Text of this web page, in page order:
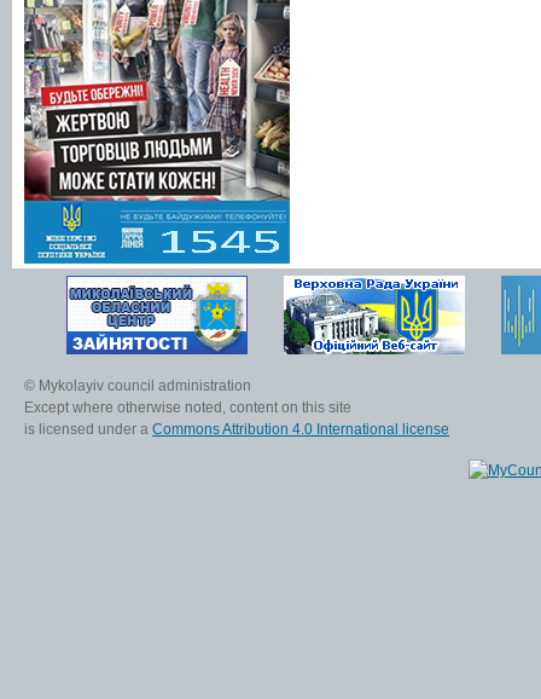
© Mykolayiv council administration
Except where otherwise noted, content on this site
is licensed under a Commons Attribution 4.0 International license